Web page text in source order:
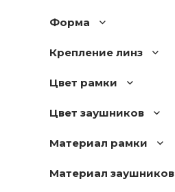
Форма
Крепление линз
Цвет рамки
Цвет заушников
Материал рамки
Материал заушников